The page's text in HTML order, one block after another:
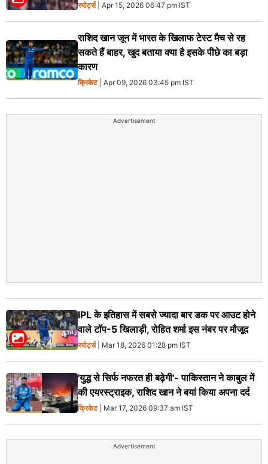
स्पोर्ट्स| Apr 15, 2026 06:47 pm IST
राशिद खान जून में भारत के खिलाफ टेस्ट मैच से रह
सकते हैं बाहर, खुद बताया क्या है इसके पीछे का बड़ा
कारण
क्रिकेट| Apr 09, 2026 03:45 pm IST
Advertisement
IPL के इतिहास में सबसे ज्यादा बार डक पर आउट होने
वाले टॉप-5 खिलाड़ी, रोहित शर्मा इस नंबर पर मौजूद
स्पोर्ट्स| Mar 18, 2026 01:28 pm IST
'युद्ध से सिर्फ नफरत ही बढ़ेगी'- पाकिस्तान ने काबुल में
की एयरस्ट्राइक, राशिद खान ने बयां किया अपना दर्द
क्रिकेट| Mar 17, 2026 09:37 am IST
Advertisement